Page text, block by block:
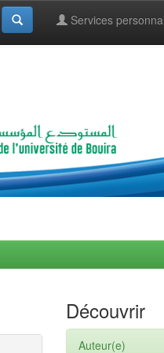
Services
Découvrir
Auteur(e)